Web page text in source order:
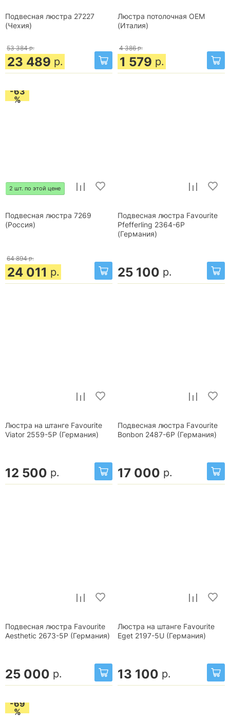
Подвесная люстра 27227
(Чехия)
53 384 р.
23 489 р.
Люстра потолочная OEM
(Италия)
4 386 р.
1 579 р.
-63
%
2 шт. по этой цене
Подвесная люстра 7269
(Россия)
64 894 р.
24 011 р.
Подвесная люстра Favourite
Pfefferling 2364-6P
(Германия)
25 100 р.
Люстра на штанге Favourite
Viator 2559-5P (Германия)
12 500 р.
Подвесная люстра Favourite
Bonbon 2487-6P (Германия)
17 000 р.
Подвесная люстра Favourite
Aesthetic 2673-5P (Германия)
25 000 р.
Люстра на штанге Favourite
Eget 2197-5U (Германия)
13 100 р.
-69
%